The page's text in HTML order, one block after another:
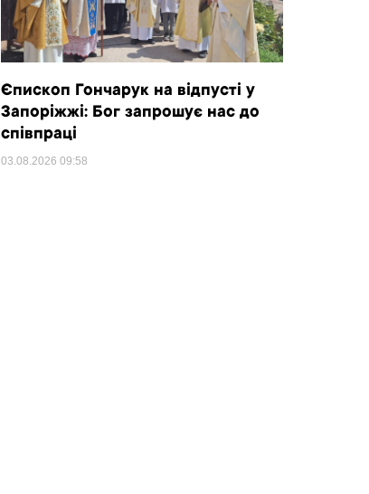
Єпископ Гончарук на відпусті у
Запоріжжі: Бог запрошує нас до
співпраці
03.08.2026 09:58